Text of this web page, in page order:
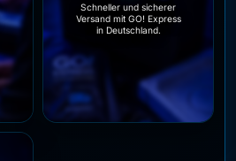
Schneller und sicherer
Versand mit GO! Express
in Deutschland.